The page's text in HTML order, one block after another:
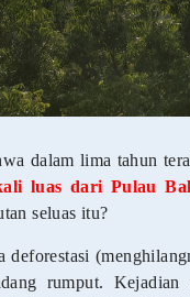
dalam lima tahun
luas dari Pulau
seluas itu?
deforestasi
rumput.